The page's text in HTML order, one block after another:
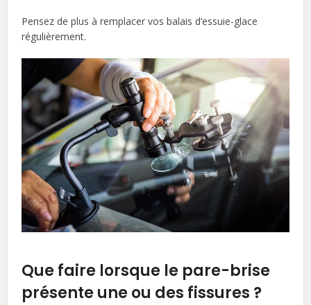
Pensez de plus à remplacer vos balais d’essuie-glace
régulièrement.
Que faire lorsque le pare-brise
présente une ou des fissures ?